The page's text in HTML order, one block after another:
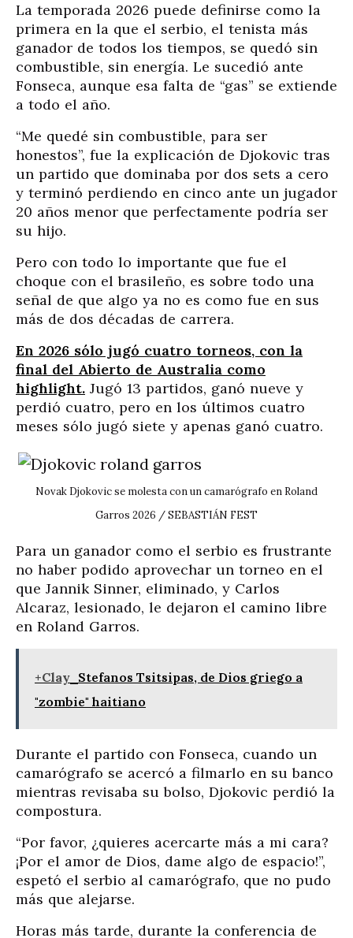
La temporada 2026 puede definirse como la
primera en la que el serbio, el tenista más
ganador de todos los tiempos, se quedó sin
combustible, sin energía. Le sucedió ante
Fonseca, aunque esa falta de “gas” se extiende
a todo el año.
“Me quedé sin combustible, para ser
honestos”, fue la explicación de Djokovic tras
un partido que dominaba por dos sets a cero
y terminó perdiendo en cinco ante un jugador
20 años menor que perfectamente podría ser
su hijo.
Pero con todo lo importante que fue el
choque con el brasileño, es sobre todo una
señal de que algo ya no es como fue en sus
más de dos décadas de carrera.
En 2026 sólo jugó cuatro torneos, con la
final del Abierto de Australia como
highlight. Jugó 13 partidos, ganó nueve y
perdió cuatro, pero en los últimos cuatro
meses sólo jugó siete y apenas ganó cuatro.
Novak Djokovic se molesta con un camarógrafo en Roland
Garros 2026 / SEBASTIÁN FEST
Para un ganador como el serbio es frustrante
no haber podido aprovechar un torneo en el
que Jannik Sinner, eliminado, y Carlos
Alcaraz, lesionado, le dejaron el camino libre
en Roland Garros.
+Clay Stefanos Tsitsipas, de Dios griego a
"zombie" haitiano
Durante el partido con Fonseca, cuando un
camarógrafo se acercó a filmarlo en su banco
mientras revisaba su bolso, Djokovic perdió la
compostura.
“Por favor, ¿quieres acercarte más a mi cara?
¡Por el amor de Dios, dame algo de espacio!”,
espetó el serbio al camarógrafo, que no pudo
más que alejarse.
Horas más tarde, durante la conferencia de